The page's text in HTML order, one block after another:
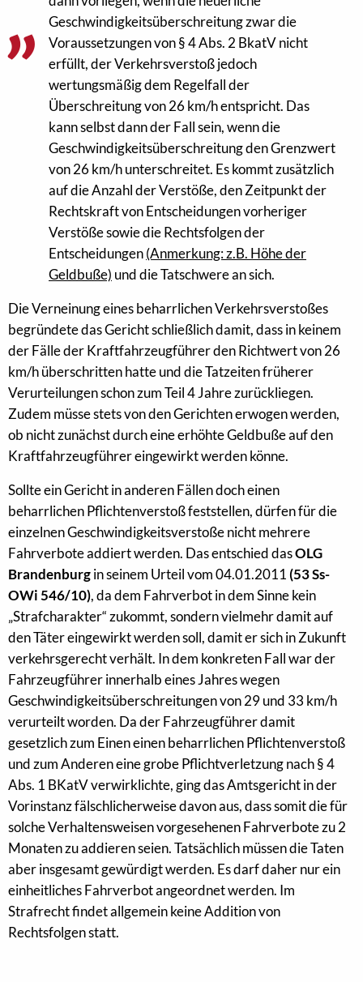
Geschwindigkeitsüberschreitung zwar die
Voraussetzungen von § 4 Abs. 2 BkatV nicht
erfüllt, der Verkehrsverstoß jedoch
wertungsmäßig dem Regelfall der
Überschreitung von 26 km/h entspricht. Das
kann selbst dann der Fall sein, wenn die
Geschwindigkeitsüberschreitung den Grenzwert
von 26 km/h unterschreitet. Es kommt zusätzlich
auf die Anzahl der Verstöße, den Zeitpunkt der
Rechtskraft von Entscheidungen vorheriger
Verstöße sowie die Rechtsfolgen der
Entscheidungen(Anmerkung: z.B. Höhe der
Geldbuße) und die Tatschwere an sich.
Die Verneinung eines beharrlichen Verkehrsverstoßes
begründete das Gericht schließlich damit, dass in keinem
der Fälle der Kraftfahrzeugführer den Richtwert von 26
km/h überschritten hatte und die Tatzeiten früherer
Verurteilungen schon zum Teil 4 Jahre zurückliegen.
Zudem müsse stets von den Gerichten erwogen werden,
ob nicht zunächst durch eine erhöhte Geldbuße auf den
Kraftfahrzeugführer eingewirkt werden könne.
Sollte ein Gericht in anderen Fällen doch einen
beharrlichen Pflichtenverstoß feststellen, dürfen für die
einzelnen Geschwindigkeitsverstoße nicht mehrere
Fahrverbote addiert werden. Das entschied dasOLG
Brandenburgin seinem Urteil vom 04.01.2011 (53 Ss-
OWi 546/10), da dem Fahrverbot in dem Sinne kein
„Strafcharakter“ zukommt, sondern vielmehr damit auf
den Täter eingewirkt werden soll, damit er sich in Zukunft
verkehrsgerecht verhält. In dem konkreten Fall war der
Fahrzeugführer innerhalb eines Jahres wegen
Geschwindigkeitsüberschreitungen von 29 und 33 km/h
verurteilt worden. Da der Fahrzeugführer damit
gesetzlich zum Einen einen beharrlichen Pflichtenverstoß
und zum Anderen eine grobe Pflichtverletzung nach § 4
Abs. 1 BKatV verwirklichte, ging das Amtsgericht in der
Vorinstanz fälschlicherweise davon aus, dass somit die für
solche Verhaltensweisen vorgesehenen Fahrverbote zu 2
Monaten zu addieren seien. Tatsächlich müssen die Taten
aber insgesamt gewürdigt werden. Es darf daher nur ein
einheitliches Fahrverbot angeordnet werden. Im
Strafrecht findet allgemein keine Addition von
Rechtsfolgen statt.